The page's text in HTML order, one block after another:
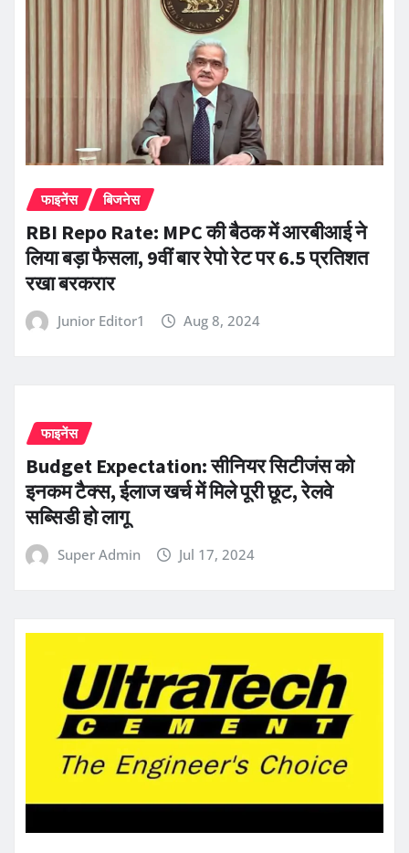
फाइनेंस बिजनेस
RBI Repo Rate: MPC की बैठक में आरबीआई ने
लिया बड़ा फैसला, 9वीं बार रेपो रेट पर 6.5 प्रतिशत
रखा बरकरार
Junior Editor1 Aug 8, 2024
फाइनेंस
Budget Expectation: सीनियर सिटीजंस को
इनकम टैक्स, ईलाज खर्च में मिले पूरी छूट, रेलवे
सब्सिडी हो लागू
Super Admin Jul 17, 2024